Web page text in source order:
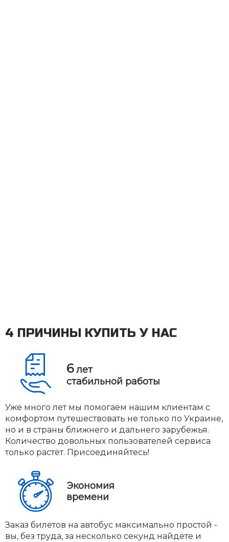
4 ПРИЧИНЫ КУПИТЬ У НАС
6лет
стабильной работы
Уже много лет мы помогаем нашим клиентам с
комфортом путешествовать не только по Украине,
но и в страны ближнего и дальнего зарубежья.
Количество довольных пользователей сервиса
только растёт. Присоединяйтесь!
Экономия
времени
Заказ билетов на автобус максимально простой -
вы, без труда, за несколько секунд найдёте и